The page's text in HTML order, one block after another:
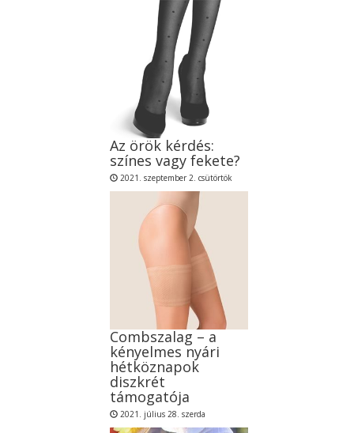
Az örök kérdés:
színes vagy fekete?
2021. szeptember 2. csütörtök
Combszalag – a
kényelmes nyári
hétköznapok
diszkrét
támogatója
2021. július 28. szerda